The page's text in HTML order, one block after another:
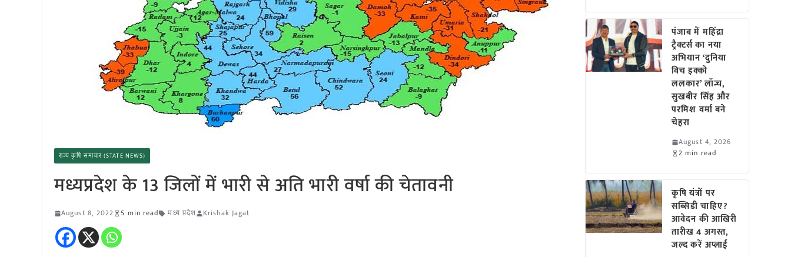
राज्य कृषि समाचार (STATE NEWS)
मध्यप्रदेश के 13 जिलों में भारी से अति भारी वर्षा की चेतावनी
August 8, 2022 5 min read मध्य प्रदेश Krishak Jagat
पंजाब में महिंद्रा
ट्रैक्टर्स का नया
अभियान ‘दुनिया
विच इक्को
ललकार’ लॉन्च,
सुखबीर सिंह और
परमिश वर्मा बने
चेहरा
August 4, 2026
2 min read
कृषि यंत्रों पर
सब्सिडी चाहिए?
आवेदन की आखिरी
तारीख 4 अगस्त,
जल्द करें अप्लाई